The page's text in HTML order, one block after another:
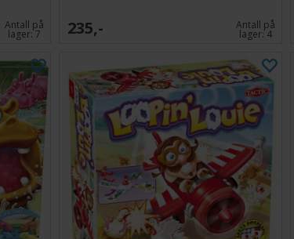
Antall på
lager:7 235,- Antall på
lager:4